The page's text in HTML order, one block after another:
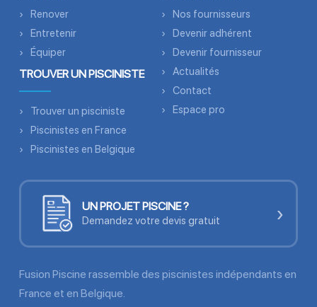
Renover
Entretenir
Équiper
TROUVER UN PISCINISTE
Trouver un pisciniste
Piscinistes en France
Piscinistes en Belgique
Nos fournisseurs
Devenir adhérent
Devenir fournisseur
Actualités
Contact
Espace pro
UN PROJET PISCINE ?
Demandez votre devis gratuit ›
Fusion Piscine rassemble des piscinistes indépendants en
France et en Belgique.